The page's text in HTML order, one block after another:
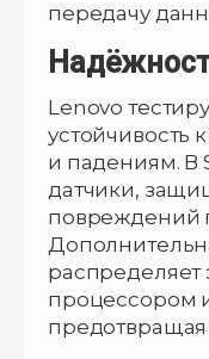
передачу
Lenovo
устойчивость
и падениям. В
датчики,
повреждений
процессором
предотвращая